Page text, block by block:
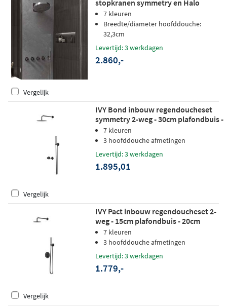
stopkranen symmetry en Halo
hoofddouche - Satin Spray
handdouche - wandsteun - mat
zwart PED
7 kleuren
Breedte/diameter hoofddouche:
32,3cm
Levertijd: 3 werkdagen
2.860,-
Vergelijk
IVY Bond inbouw regendoucheset
symmetry 2-weg - 30cm plafondbuis -
25cm medium hoofddouche -
wandhouder - staafhanddouche -
7 kleuren
3 hoofddouche afmetingen
Levertijd: 3 werkdagen
1.895,01
Vergelijk
IVY Pact inbouw regendoucheset 2-
weg - 15cm plafondbuis - 20cm
medium hoofddouche rond -
glijstang - staafhanddouche - mat
7 kleuren
3 hoofddouche afmetingen
Levertijd: 3 werkdagen
1.779,-
Vergelijk